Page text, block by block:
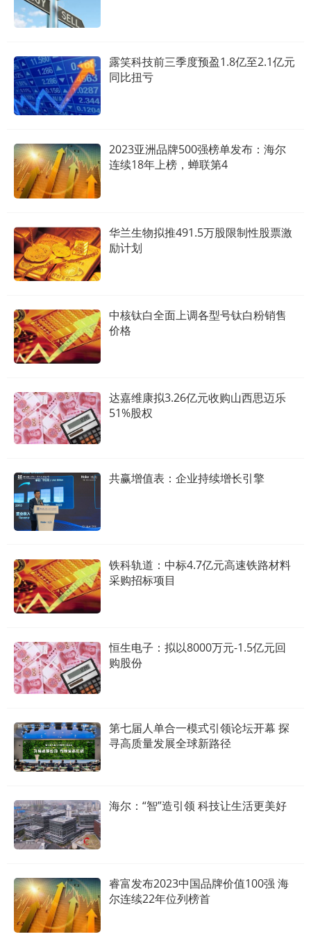
露笑科技前三季度预盈1.8亿至2.1亿元
同比扭亏
2023亚洲品牌500强榜单发布：海尔
连续18年上榜，蝉联第4
华兰生物拟推491.5万股限制性股票激
励计划
中核钛白全面上调各型号钛白粉销售
价格
达嘉维康拟3.26亿元收购山西思迈乐
51%股权
共赢增值表：企业持续增长引擎
铁科轨道：中标4.7亿元高速铁路材料
采购招标项目
恒生电子：拟以8000万元-1.5亿元回
购股份
第七届人单合一模式引领论坛开幕 探
寻高质量发展全球新路径
海尔：“智”造引领 科技让生活更美好
睿富发布2023中国品牌价值100强 海
尔连续22年位列榜首